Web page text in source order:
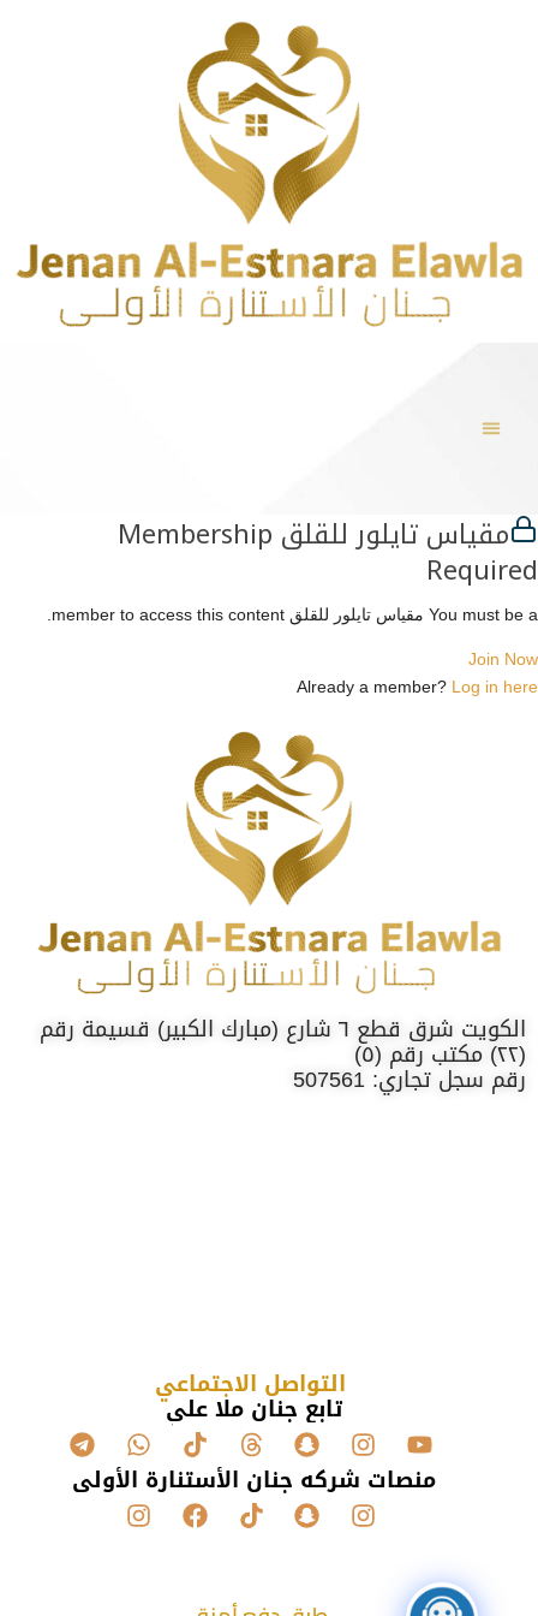
مقياس تايلور للقلق Membership
Required
You must be a مقياس تايلور للقلق member to access this content.
Join Now
Already a member? Log in here
الكويت شرق قطع ٦ شارع (مبارك الكبير) قسيمة رقم
(٢٢) مكتب رقم (٥)
رقم سجل تجاري: 507561
التواصل الاجتماعي
تابع جنان ملا علي
منصات شركه جنان الأستنارة الأولى